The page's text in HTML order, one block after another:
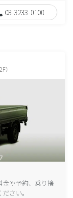
03-3233-0100
）
金や予約、乗り捨
さい。